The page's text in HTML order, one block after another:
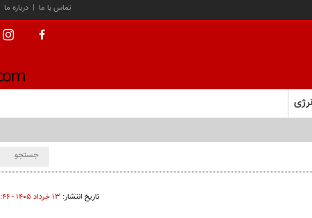
درباره ما | تماس با ما
تاریخ انتشار: ۱۳ خرداد ۱۴۰۵ - ۰۶:۴۶